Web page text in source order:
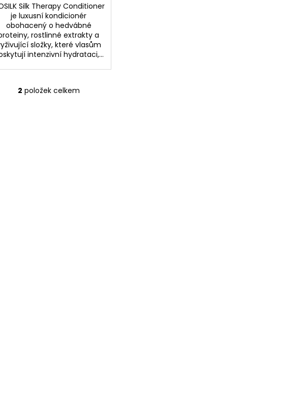
Silk Therapy Conditioner
je luxusní kondicionér
obohacený o hedvábné
rostlinné extrakty a
složky, které vlasům
intenzivní hydrataci,...
O
2 položek celkem